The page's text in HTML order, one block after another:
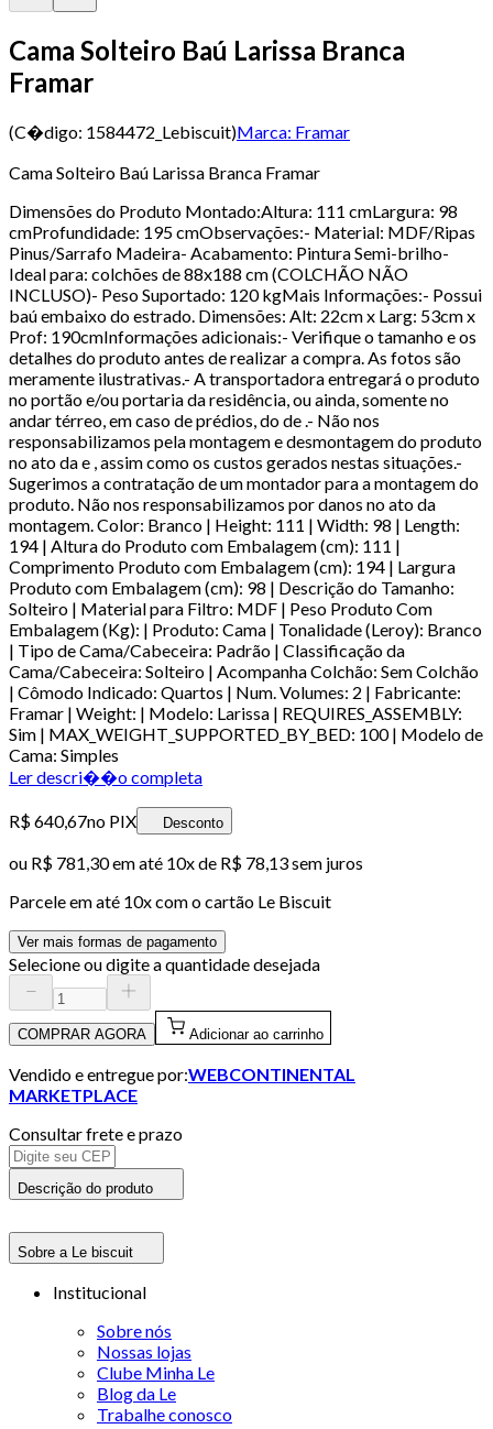
Cama Solteiro Baú Larissa Branca
Framar
(C�digo: 1584472_Lebiscuit)Marca: Framar
Cama Solteiro Baú Larissa Branca Framar
Dimensões do Produto Montado:Altura: 111 cmLargura: 98
cmProfundidade: 195 cmObservações:- Material: MDF/Ripas
Pinus/Sarrafo Madeira- Acabamento: Pintura Semi-brilho-
Ideal para: colchões de 88x188 cm (COLCHÃO NÃO
INCLUSO)- Peso Suportado: 120 kgMais Informações:- Possui
baú embaixo do estrado. Dimensões: Alt: 22cm x Larg: 53cm x
Prof: 190cmInformações adicionais:- Verifique o tamanho e os
detalhes do produto antes de realizar a compra. As fotos são
meramente ilustrativas.- A transportadora entregará o produto
no portão e/ou portaria da residência, ou ainda, somente no
andar térreo, em caso de prédios, do de .- Não nos
responsabilizamos pela montagem e desmontagem do produto
no ato da e , assim como os custos gerados nestas situações.-
Sugerimos a contratação de um montador para a montagem do
produto. Não nos responsabilizamos por danos no ato da
montagem. Color: Branco | Height: 111 | Width: 98 | Length:
194 | Altura do Produto com Embalagem (cm): 111 |
Comprimento Produto com Embalagem (cm): 194 | Largura
Produto com Embalagem (cm): 98 | Descrição do Tamanho:
Solteiro | Material para Filtro: MDF | Peso Produto Com
Embalagem (Kg): | Produto: Cama | Tonalidade (Leroy): Branco
| Tipo de Cama/Cabeceira: Padrão | Classificação da
Cama/Cabeceira: Solteiro | Acompanha Colchão: Sem Colchão
| Cômodo Indicado: Quartos | Num. Volumes: 2 | Fabricante:
Framar | Weight: | Modelo: Larissa | REQUIRES_ASSEMBLY:
Sim | MAX_WEIGHT_SUPPORTED_BY_BED: 100 | Modelo de
Cama: Simples
Ler descri��o completa
R$ 640,67no PIX Desconto
ou R$ 781,30em até 10x de R$ 78,13 sem juros
Parcele em até 10x com o cartão Le Biscuit
Ver mais formas de pagamento
Selecione ou digite a quantidade desejada
COMPRAR AGORA Adicionar ao carrinho
Vendido e entregue por:WEBCONTINENTAL
MARKETPLACE
Consultar frete e prazo
Descrição do produto
Sobre a Le biscuit
Institucional
Sobre nós
Nossas lojas
Clube Minha Le
Blog da Le
Trabalhe conosco